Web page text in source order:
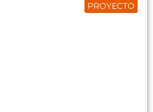
PROYECTO